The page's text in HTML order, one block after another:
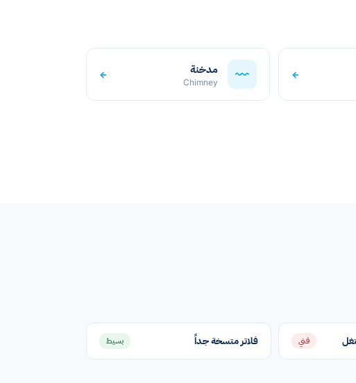
← مدخنة
Chimney
←
فني فلاتر متسخة جداً بسيط